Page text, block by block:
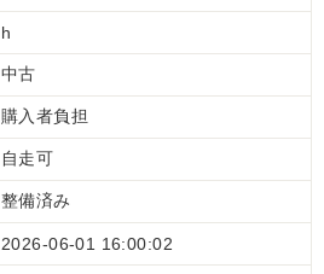
h
中古
購入者負担
自走可
整備済み
2026-06-01 16:00:02